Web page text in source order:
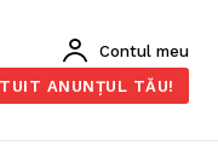
Contul meu
ANUNȚUL TĂU!